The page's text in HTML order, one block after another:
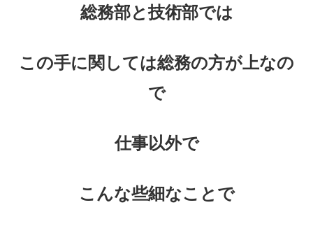
総務部と技術部では
この手に関しては総務の方が上なの
で
仕事以外で
こんな些細なことで